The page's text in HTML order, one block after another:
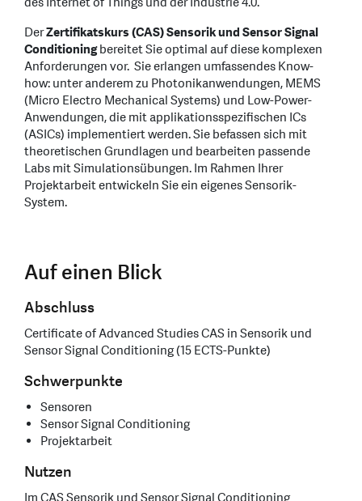
DerZertifikatskurs (CAS) Sensorik und Sensor Signal
Conditioningbereitet Sie optimal auf diese komplexen
Anforderungen vor. Sie erlangen umfassendes Know-
how: unter anderem zu Photonikanwendungen, MEMS
(Micro Electro Mechanical Systems) und Low-Power-
Anwendungen, die mit applikationsspezifischen ICs
(ASICs) implementiert werden. Sie befassen sich mit
theoretischen Grundlagen und bearbeiten passende
Labs mit Simulationsübungen. Im Rahmen Ihrer
Projektarbeit entwickeln Sie ein eigenes Sensorik-
System.
Auf einen Blick
Abschluss
Certificate of Advanced Studies CAS in Sensorik und
Sensor Signal Conditioning (15 ECTS-Punkte)
Schwerpunkte
Sensoren
Sensor Signal Conditioning
Projektarbeit
Nutzen